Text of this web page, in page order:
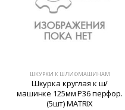
ШКУРКИ К ШЛИФМАШИНАМ
Шкурка круглая к ш/
машинке 125мм Р36 перфор.
(5шт) MATRIX